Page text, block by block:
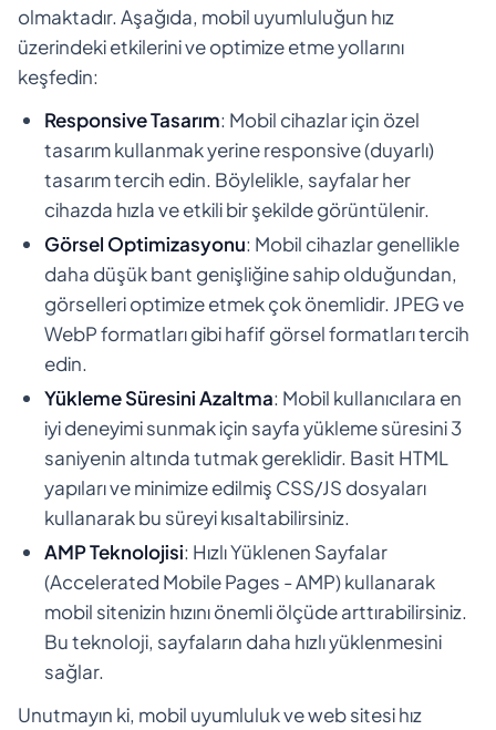
olmaktadır. Aşağıda, mobil uyumluluğun hız
üzerindeki etkilerini ve optimize etme yollarını
keşfedin:
Responsive Tasarım: Mobil cihazlar için özel
tasarım kullanmak yerine responsive (duyarlı)
tasarım tercih edin. Böylelikle, sayfalar her
cihazda hızla ve etkili bir şekilde görüntülenir.
Görsel Optimizasyonu: Mobil cihazlar genellikle
daha düşük bant genişliğine sahip olduğundan,
görselleri optimize etmek çok önemlidir. JPEG ve
WebP formatları gibi hafif görsel formatları tercih
edin.
Yükleme Süresini Azaltma: Mobil kullanıcılara en
iyi deneyimi sunmak için sayfa yükleme süresini 3
saniyenin altında tutmak gereklidir. Basit HTML
yapıları ve minimize edilmiş CSS/JS dosyaları
kullanarak bu süreyi kısaltabilirsiniz.
AMP Teknolojisi: Hızlı Yüklenen Sayfalar
(Accelerated Mobile Pages - AMP) kullanarak
mobil sitenizin hızını önemli ölçüde arttırabilirsiniz.
Bu teknoloji, sayfaların daha hızlı yüklenmesini
sağlar.
Unutmayın ki, mobil uyumluluk ve web sitesi hız